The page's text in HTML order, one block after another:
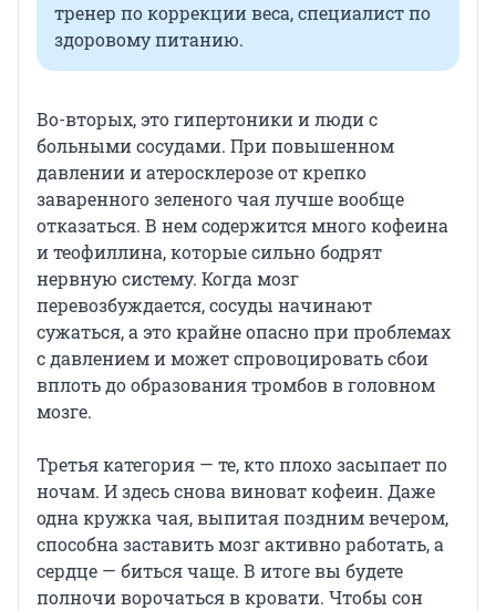
тренер по коррекции веса, специалист по
здоровому питанию.
Во-вторых, это гипертоники и люди с
больными сосудами. При повышенном
давлении и атеросклерозе от крепко
заваренного зеленого чая лучше вообще
отказаться. В нем содержится много кофеина
и теофиллина, которые сильно бодрят
нервную систему. Когда мозг
перевозбуждается, сосуды начинают
сужаться, а это крайне опасно при проблемах
с давлением и может спровоцировать сбои
вплоть до образования тромбов в головном
мозге.
Третья категория — те, кто плохо засыпает по
ночам. И здесь снова виноват кофеин. Даже
одна кружка чая, выпитая поздним вечером,
способна заставить мозг активно работать, а
сердце — биться чаще. В итоге вы будете
полночи ворочаться в кровати. Чтобы сон